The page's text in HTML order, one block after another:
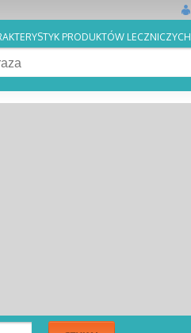
PRODUKTÓW LECZNICZYCH